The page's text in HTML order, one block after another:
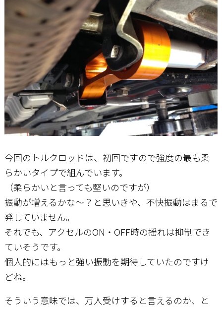
今回のトルクロッドは、初回ですので強度の最も柔
らかいタイプで組んでいます。
（柔らかいと言っても堅いのですが）
振動が増えるかな～？と思いきや、不快振動はまるで
発していません。
それでも、アクセルのON・OFF時の揺れは抑制でき
ていそうです。
個人的にはもっと強い振動を期待していたのですけ
どね。
そういう意味では、万人受けすると言えるのか、と